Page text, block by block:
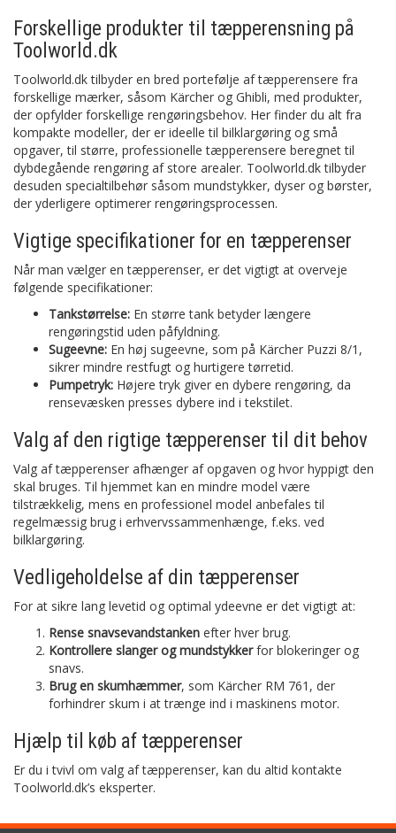
Forskellige produkter til tæpperensning på
Toolworld.dk
Toolworld.dk tilbyder en bred portefølje af tæpperensere fra
forskellige mærker, såsom Kärcher og Ghibli, med produkter,
der opfylder forskellige rengøringsbehov. Her finder du alt fra
kompakte modeller, der er ideelle til bilklargøring og små
opgaver, til større, professionelle tæpperensere beregnet til
dybdegående rengøring af store arealer. Toolworld.dk tilbyder
desuden specialtilbehør såsom mundstykker, dyser og børster,
der yderligere optimerer rengøringsprocessen.
Vigtige specifikationer for en tæpperenser
Når man vælger en tæpperenser, er det vigtigt at overveje
følgende specifikationer:
Tankstørrelse: En større tank betyder længere
rengøringstid uden påfyldning.
Sugeevne: En høj sugeevne, som på Kärcher Puzzi 8/1,
sikrer mindre restfugt og hurtigere tørretid.
Pumpetryk: Højere tryk giver en dybere rengøring, da
rensevæsken presses dybere ind i tekstilet.
Valg af den rigtige tæpperenser til dit behov
Valg af tæpperenser afhænger af opgaven og hvor hyppigt den
skal bruges. Til hjemmet kan en mindre model være
tilstrækkelig, mens en professionel model anbefales til
regelmæssig brug i erhvervssammenhænge, f.eks. ved
bilklargøring.
Vedligeholdelse af din tæpperenser
For at sikre lang levetid og optimal ydeevne er det vigtigt at:
Rense snavsevandstanken efter hver brug.
Kontrollere slanger og mundstykkerfor blokeringer og
snavs.
Brug en skumhæmmer, som Kärcher RM 761, der
forhindrer skum i at trænge ind i maskinens motor.
Hjælp til køb af tæpperenser
Er du i tvivl om valg af tæpperenser, kan du altid kontakte
Toolworld.dk’s eksperter.